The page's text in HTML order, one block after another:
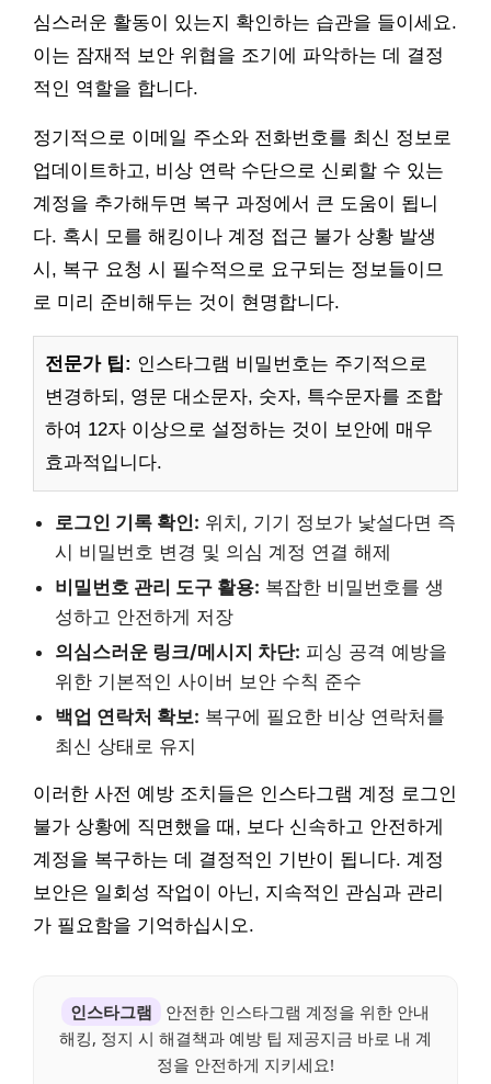
심스러운 활동이 있는지 확인하는 습관을 들이세요.
이는 잠재적 보안 위협을 조기에 파악하는 데 결정
적인 역할을 합니다.
정기적으로 이메일 주소와 전화번호를 최신 정보로
업데이트하고, 비상 연락 수단으로 신뢰할 수 있는
계정을 추가해두면 복구 과정에서 큰 도움이 됩니
다. 혹시 모를 해킹이나 계정 접근 불가 상황 발생
시, 복구 요청 시 필수적으로 요구되는 정보들이므
로 미리 준비해두는 것이 현명합니다.
전문가 팁: 인스타그램 비밀번호는 주기적으로
변경하되, 영문 대소문자, 숫자, 특수문자를 조합
하여 12자 이상으로 설정하는 것이 보안에 매우
효과적입니다.
로그인 기록 확인: 위치, 기기 정보가 낯설다면 즉
시 비밀번호 변경 및 의심 계정 연결 해제
비밀번호 관리 도구 활용: 복잡한 비밀번호를 생
성하고 안전하게 저장
의심스러운 링크/메시지 차단: 피싱 공격 예방을
위한 기본적인 사이버 보안 수칙 준수
백업 연락처 확보: 복구에 필요한 비상 연락처를
최신 상태로 유지
이러한 사전 예방 조치들은 인스타그램 계정 로그인
불가 상황에 직면했을 때, 보다 신속하고 안전하게
계정을 복구하는 데 결정적인 기반이 됩니다. 계정
보안은 일회성 작업이 아닌, 지속적인 관심과 관리
가 필요함을 기억하십시오.
인스타그램
안전한 인스타그램 계정을 위한 안내
해킹, 정지 시 해결책과 예방 팁 제공지금 바로 내 계
정을 안전하게 지키세요!